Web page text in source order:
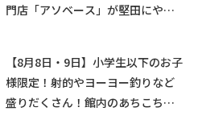
門店「アソベース」が堅田にやっ
【8月8日・9日】小学生以下のお子
様限定！射的やヨーヨー釣りなど
盛りだくさん！館内のあちこちに